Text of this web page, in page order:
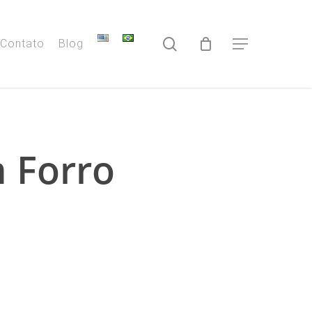
Contato Blog search Menu
Forro